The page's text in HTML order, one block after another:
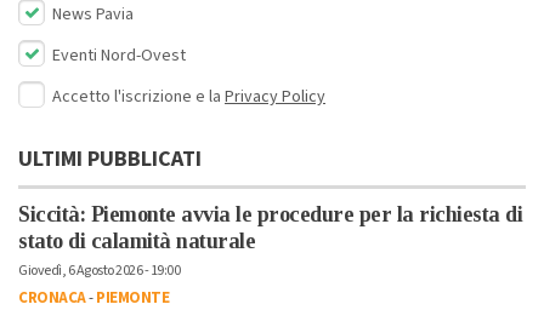
News Pavia
Eventi Nord-Ovest
Accetto l'iscrizione e la Privacy Policy
ULTIMI PUBBLICATI
Siccità: Piemonte avvia le procedure per la richiesta di
stato di calamità naturale
Giovedì, 6 Agosto 2026 - 19:00
CRONACA-PIEMONTE